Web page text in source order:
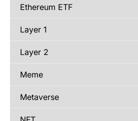
Ethereum ETF
Layer 1
Layer 2
Meme
Metaverse